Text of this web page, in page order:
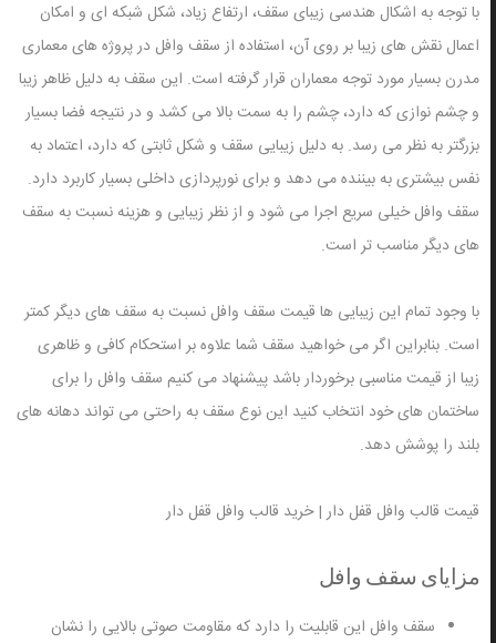
با توجه به اشکال هندسی زیبای سقف، ارتفاع زیاد، شکل شبکه ای و امکان
اعمال نقش های زیبا بر روی آن، استفاده از سقف وافل در پروژه های معماری
مدرن بسیار مورد توجه معماران قرار گرفته است. این سقف به دلیل ظاهر زیبا
و چشم نوازی که دارد، چشم را به سمت بالا می کشد و در نتیجه فضا بسیار
بزرگتر به نظر می رسد. به دلیل زیبایی سقف و شکل ثابتی که دارد، اعتماد به
نفس بیشتری به بیننده می دهد و برای نورپردازی داخلی بسیار کاربرد دارد.
سقف وافل خیلی سریع اجرا می شود و از نظر زیبایی و هزینه نسبت به سقف
های دیگر مناسب تر است.
با وجود تمام این زیبایی ها قیمت سقف وافل نسبت به سقف های دیگر کمتر
است. بنابراین اگر می خواهید سقف شما علاوه بر استحکام کافی و ظاهری
زیبا از قیمت مناسبی برخوردار باشد پیشنهاد می کنیم سقف وافل را برای
ساختمان های خود انتخاب کنید این نوع سقف به راحتی می تواند دهانه های
بلند را پوشش دهد.
قیمت قالب وافل قفل دار | خرید قالب وافل قفل دار
مزایای سقف وافل
سقف وافل این قابلیت را دارد که مقاومت صوتی بالایی را نشان